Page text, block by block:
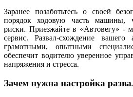
Заранее позаботьтесь о своей
порядок ходовую часть машины,
риски. Приезжайте в «Автовегу» -
сервис. Развал-схождение
грамотными, опытными
обеспечит водителю уверенное
напряжения и стресса.
Зачем нужна настройка